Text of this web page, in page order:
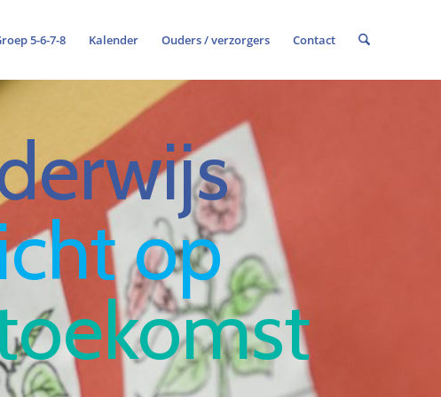
5-6-7-8 Kalender Ouders / verzorgers Contact
op